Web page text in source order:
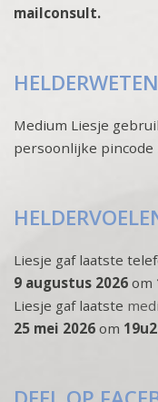
mailconsult.
Medium Liesje
persoonlijke pincode
Liesje gaf laatste
9 augustus 2026 om
Liesje gaf laatste
25 mei 2026 om